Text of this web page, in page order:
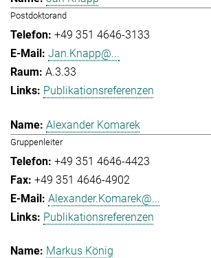
Postdoktorand
+49 351 4646-3133
Jan.Knapp@...
A.3.33
Publikationsreferenzen
Alexander Komarek
Gruppenleiter
+49 351 4646-4423
+49 351 4646-4902
Alexander.Komarek@...
Publikationsreferenzen
Markus König